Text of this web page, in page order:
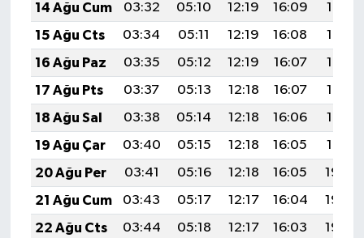
14 Ağu Cum
03:32 05:10 12:19 16:09
19:18
15 Ağu Cts
03:34 05:11 12:19 16:08
19:16
16 Ağu Paz
03:35 05:12 12:19 16:07
19:15
17 Ağu Pts
03:37 05:13 12:18 16:07
19:13
18 Ağu Sal
03:38 05:14 12:18 16:06
19:12
19 Ağu Çar
03:40 05:15 12:18 16:05
19:10
20 Ağu Per
03:41 05:16 12:18 16:05
19:09
21 Ağu Cum
03:43 05:17 12:17 16:04
19:08
22 Ağu Cts
03:44 05:18 12:17 16:03
19:06